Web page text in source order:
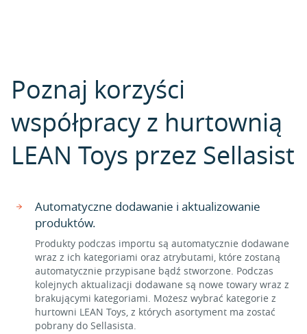
Poznaj korzyści
współpracy z hurtownią
LEAN Toys przez Sellasist
Automatyczne dodawanie i aktualizowanie
produktów.
Produkty podczas importu są automatycznie dodawane
wraz z ich kategoriami oraz atrybutami, które zostaną
automatycznie przypisane bądź stworzone. Podczas
kolejnych aktualizacji dodawane są nowe towary wraz z
brakującymi kategoriami. Możesz wybrać kategorie z
hurtowni LEAN Toys, z których asortyment ma zostać
pobrany do Sellasista.